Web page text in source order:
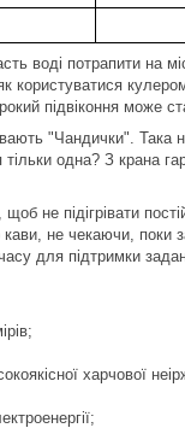
воді потрапити на
користуватися
підвіконня може
"Чандички". Така
одна? З крана
не підігрівати
не чекаючи, поки
для підтримки
харчової